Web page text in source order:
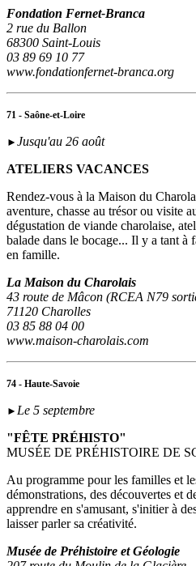
Fondation Fernet-Branca
2 rue du Ballon
68300 Saint-Louis
03 89 69 10 77
www.fondationfernet-branca.org
71 - Saône-et-Loire
► Jusqu'au 26 août
ATELIERS VACANCES
Rendez-vous à la Maison du
aventure, chasse au trésor ou visite
dégustation de viande charolaise,
balade dans le bocage... Il y a tant à
en famille.
La Maison du Charolais
43 route de Mâcon (RCEA N79
71120 Charolles
03 85 88 04 00
www.maison-charolais.com
74 - Haute-Savoie
► Le 5 septembre
"FÊTE PRÉHISTO"
MUSÉE DE PRÉHISTOIRE DE
Au programme pour les familles et
démonstrations, des découvertes et
apprendre en s'amusant, s'initier à
laisser parler sa créativité.
Musée de Préhistoire et Géologie